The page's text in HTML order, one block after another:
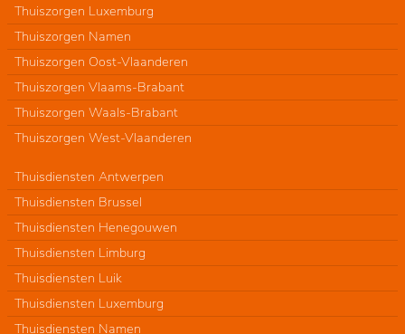
Thuiszorgen Luxemburg
Thuiszorgen Namen
Thuiszorgen Oost-Vlaanderen
Thuiszorgen Vlaams-Brabant
Thuiszorgen Waals-Brabant
Thuiszorgen West-Vlaanderen
Thuisdiensten Antwerpen
Thuisdiensten Brussel
Thuisdiensten Henegouwen
Thuisdiensten Limburg
Thuisdiensten Luik
Thuisdiensten Luxemburg
Thuisdiensten Namen